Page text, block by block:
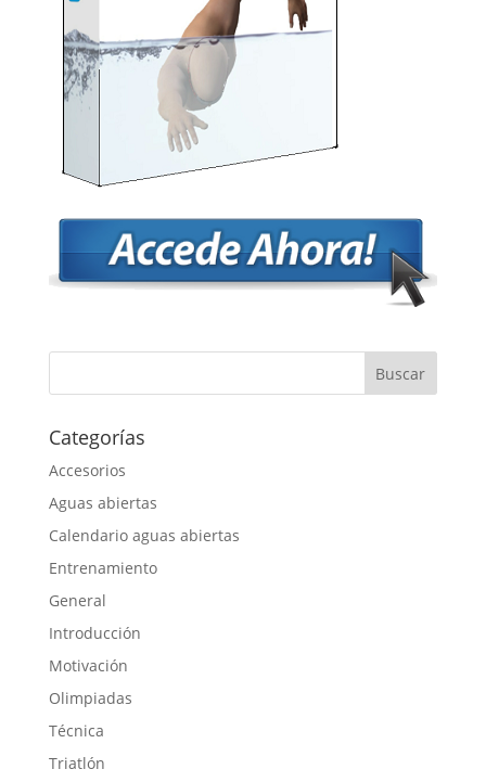
Categorías
Accesorios
Aguas abiertas
Calendario aguas abiertas
Entrenamiento
General
Introducción
Motivación
Olimpiadas
Técnica
Triatlón